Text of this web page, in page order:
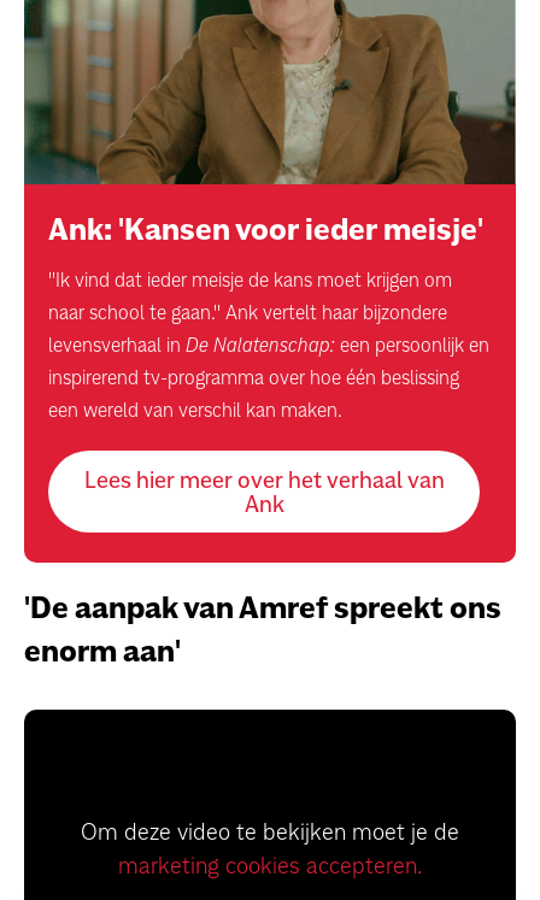
Ank: 'Kansen voor ieder meisje'
''Ik vind dat ieder meisje de kans moet krijgen om
naar school te gaan.'' Ank vertelt haar bijzondere
levensverhaal in De Nalatenschap: een persoonlijk en
inspirerend tv-programma over hoe één beslissing
een wereld van verschil kan maken.
Lees hier meer over het verhaal van
Ank
'De aanpak van Amref spreekt ons
enorm aan'
Om deze video te bekijken moet je de
marketing cookies accepteren.